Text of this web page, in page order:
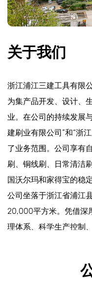
关于我们
浙江浦江三建工具有限
为集产品开发、设计、
业。在公司的持续发展
建刷业有限公司”和“浙
了业务范围。公司享有
刷、铜线刷、日常清洁
国沃尔玛和家得宝的稳
公司坐落于浙江省浦江
20,000平方米。凭借深
理体系、科学生产控制
公司秉持“客户满意、